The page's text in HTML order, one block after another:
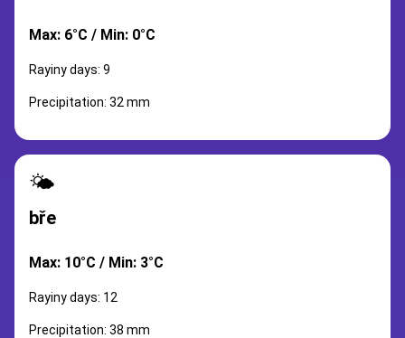
Max: 6°C / Min: 0°C
Rayiny days: 9
Precipitation: 32 mm
🌤️
bře
Max: 10°C / Min: 3°C
Rayiny days: 12
Precipitation: 38 mm